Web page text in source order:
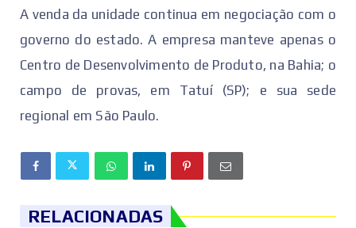
A venda da unidade continua em negociação com o
governo do estado. A empresa manteve apenas o
Centro de Desenvolvimento de Produto, na Bahia; o
campo de provas, em Tatuí (SP); e sua sede
regional em São Paulo.
RELACIONADAS